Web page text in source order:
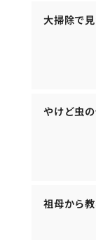
大掃除で
やけど虫
祖母から